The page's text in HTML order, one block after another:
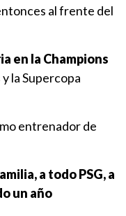
al frente del
en la Champions
la Supercopa
entrenador de
a todo PSG, a
un año